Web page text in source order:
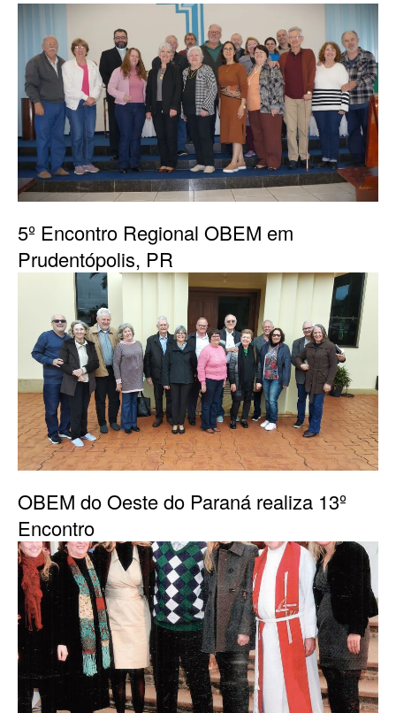
5º Encontro Regional OBEM em
Prudentópolis, PR
OBEM do Oeste do Paraná realiza 13º
Encontro